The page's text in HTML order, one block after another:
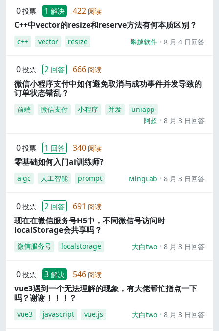
0 投票 1 解决 422 阅读
C++中vector的resize和reserve方法有何本质区别？
c++ vector resize 攀越软件 8 月 4 日回答
0 投票 2 回答 666 阅读
微信小程序支付中如何避免取消与成功事件并发导致的
订单状态错乱？
前端 微信支付 小程序 并发
uniapp
阿超
8 月 3 日回答
0 投票 1 回答 340 阅读
零基础如何入门ai训练师?
aigc 人工智能 prompt MingLab 8 月 3 日回答
0 投票 2 回答 691 阅读
现在在微信服务号H5中，不同微信号访问时
localStorage会共享吗？
微信服务号 localstorage 大白two 8 月 3 日回答
0 投票 3 解决 546 阅读
vue3遇到一个无法理解的现象，有大佬帮忙指点一下
吗？谢谢！！！？
vue3 javascript vue.js 大白two 8 月 3 日回答